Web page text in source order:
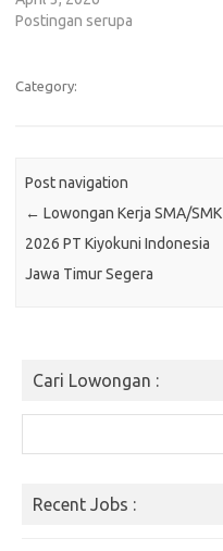
Postingan serupa
Category:
Post navigation
← Lowongan Kerja SMA/SMK
2026 PT Kiyokuni Indonesia
Jawa Timur Segera
Cari Lowongan :
Recent Jobs :